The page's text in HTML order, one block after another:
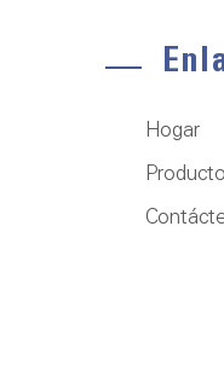
Hogar